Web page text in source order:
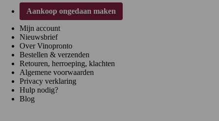
Aankoop ongedaan maken
Mijn account
Nieuwsbrief
Over Vinopronto
Bestellen & verzenden
Retouren, herroeping, klachten
Algemene voorwaarden
Privacy verklaring
Hulp nodig?
Blog